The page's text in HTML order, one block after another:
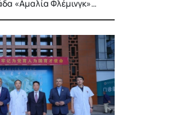
«Αμαλία Φλέμινγκ»…